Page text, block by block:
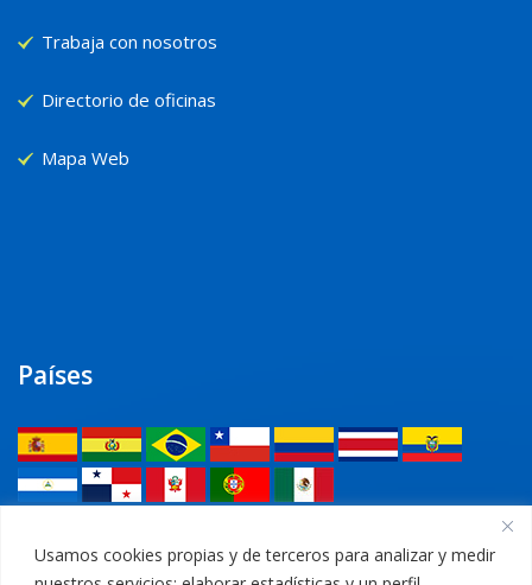
Usamos cookies propias y de terceros para analizar y medir
Trabaja con nosotros
Directorio de oficinas
Mapa Web
Países
Legal